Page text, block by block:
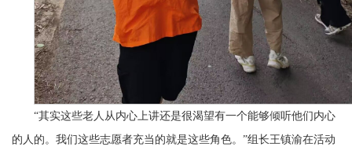
“其实这些老人从内心上讲还是很渴望有一个能够倾听他们内心
的人的。我们这些志愿者充当的就是这些角色。”组长王镇渝在活动